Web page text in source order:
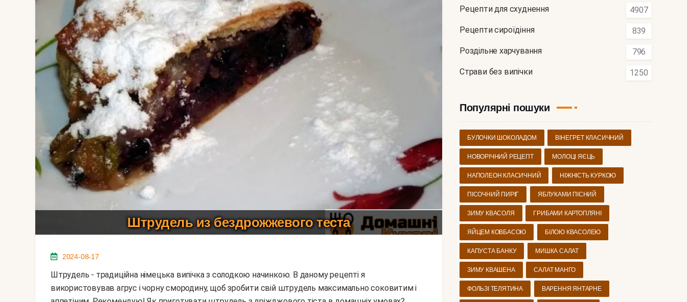
Штрудель из бездрожжевого теста
2024-08-17
Штрудель - традиційна німецька випічка з солодкою начинкою. В даному рецепті я
використовував агрус і чорну смородину, щоб зробити свій штрудель максимально соковитим і
Рецепти для схуднення 4907
Рецепти сироїдіння 839
Роздільне харчування 796
Страви без випічки 1250
Популярні пошуки
БУЛОЧКИ ШОКОЛАДОМ ВІНЕГРЕТ КЛАСИЧНИЙ
НОВОРІЧНИЙ РЕЦЕПТ МОЛОЦІ ЯЄЦЬ
НАПОЛЕОН КЛАСИЧНИЙ НІЖНІСТЬ КУРКОЮ
ПІСОЧНИЙ ПИРІГ ЯБЛУКАМИ ПІСНИЙ
ЗИМУ КВАСОЛЯ ГРИБАМИ КАРТОПЛЯНІ
ЯЙЦЕМ КОВБАСОЮ БІЛОЮ КВАСОЛЕЮ
КАПУСТА БАНКУ МИШКА САЛАТ
ЗИМУ КВАШЕНА САЛАТ МАНГО
ФОЛЬЗІ ТЕЛЯТИНА ВАРЕННЯ ЯНТАРНЕ